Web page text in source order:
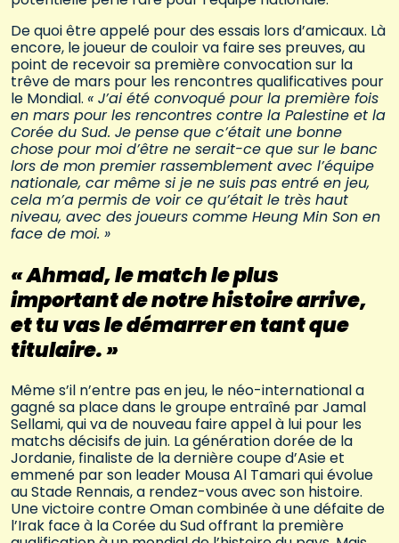
De quoi être appelé pour des essais lors d’amicaux. Là
encore, le joueur de couloir va faire ses preuves, au
point de recevoir sa première convocation sur la
trêve de mars pour les rencontres qualificatives pour
le Mondial. « J’ai été convoqué pour la première fois
en mars pour les rencontres contre la Palestine et la
Corée du Sud. Je pense que c’était une bonne
chose pour moi d’être ne serait-ce que sur le banc
lors de mon premier rassemblement avec l’équipe
nationale, car même si je ne suis pas entré en jeu,
cela m’a permis de voir ce qu’était le très haut
niveau, avec des joueurs comme Heung Min Son en
face de moi. »
« Ahmad, le match le plus
important de notre histoire arrive,
et tu vas le démarrer en tant que
titulaire. »
Même s’il n’entre pas en jeu, le néo-international a
gagné sa place dans le groupe entraîné par Jamal
Sellami, qui va de nouveau faire appel à lui pour les
matchs décisifs de juin. La génération dorée de la
Jordanie, finaliste de la dernière coupe d’Asie et
emmené par son leader Mousa Al Tamari qui évolue
au Stade Rennais, a rendez-vous avec son histoire.
Une victoire contre Oman combinée à une défaite de
l’Irak face à la Corée du Sud offrant la première